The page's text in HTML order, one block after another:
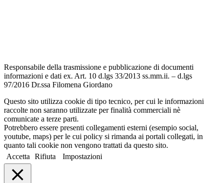
Responsabile della trasmissione e pubblicazione di documenti
informazioni e dati ex. Art. 10 d.lgs 33/2013 ss.mm.ii. – d.lgs
97/2016 Dr.ssa Filomena Giordano
Questo sito utilizza cookie di tipo tecnico, per cui le informazioni
raccolte non saranno utilizzate per finalità commerciali nè
comunicate a terze parti.
Potrebbero essere presenti collegamenti esterni (esempio social,
youtube, maps) per le cui policy si rimanda ai portali collegati, in
quanto tali cookie non vengono trattati da questo sito.
Accetta
Rifiuta Impostazioni